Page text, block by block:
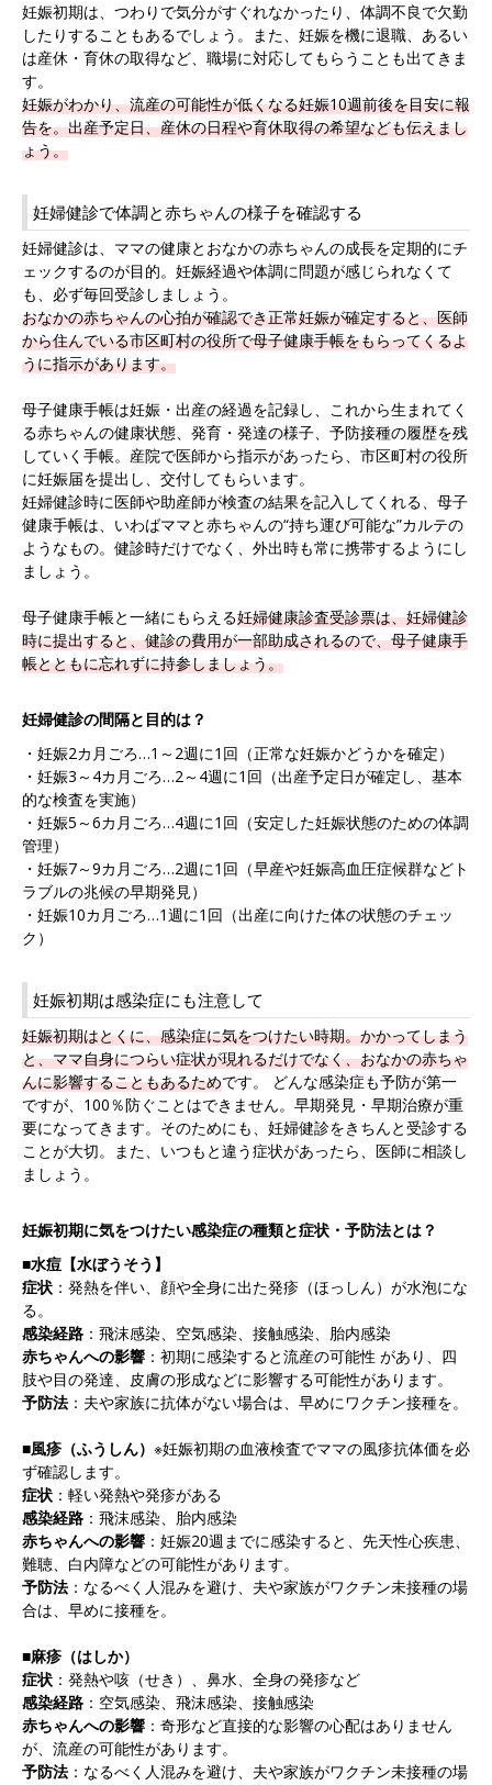
妊娠初期は、つわりで気分がすぐれなかったり、体調不良で欠勤
したりすることもあるでしょう。また、妊娠を機に退職、あるい
は産休・育休の取得など、職場に対応してもらうことも出てきま
す。
妊娠がわかり、流産の可能性が低くなる妊娠10週前後を目安に報
告を。出産予定日、産休の日程や育休取得の希望なども伝えまし
ょう。
妊婦健診で体調と赤ちゃんの様子を確認する
妊婦健診は、ママの健康とおなかの赤ちゃんの成長を定期的にチ
ェックするのが目的。妊娠経過や体調に問題が感じられなくて
も、必ず毎回受診しましょう。
おなかの赤ちゃんの心拍が確認でき正常妊娠が確定すると、医師
から住んでいる市区町村の役所で母子健康手帳をもらってくるよ
うに指示があります。
母子健康手帳は妊娠・出産の経過を記録し、これから生まれてく
る赤ちゃんの健康状態、発育・発達の様子、予防接種の履歴を残
していく手帳。産院で医師から指示があったら、市区町村の役所
に妊娠届を提出し、交付してもらいます。
妊婦健診時に医師や助産師が検査の結果を記入してくれる、母子
健康手帳は、いわばママと赤ちゃんの“持ち運び可能な”カルテの
ようなもの。健診時だけでなく、外出時も常に携帯するようにし
ましょう。
母子健康手帳と一緒にもらえる妊婦健康診査受診票は、妊婦健診
時に提出すると、健診の費用が一部助成されるので、母子健康手
帳とともに忘れずに持参しましょう。
妊婦健診の間隔と目的は？
・妊娠2カ月ごろ…1～2週に1回（正常な妊娠かどうかを確定）
・妊娠3～4カ月ごろ…2～4週に1回（出産予定日が確定し、基本
的な検査を実施）
・妊娠5～6カ月ごろ…4週に1回（安定した妊娠状態のための体調
管理）
・妊娠7～9カ月ごろ…2週に1回（早産や妊娠高血圧症候群などト
ラブルの兆候の早期発見）
・妊娠10カ月ごろ…1週に1回（出産に向けた体の状態のチェッ
ク）
妊娠初期は感染症にも注意して
妊娠初期はとくに、感染症に気をつけたい時期。かかってしまう
と、ママ自身につらい症状が現れるだけでなく、おなかの赤ちゃ
んに影響することもあるためです。 どんな感染症も予防が第一
ですが、100％防ぐことはできません。早期発見・早期治療が重
要になってきます。そのためにも、妊婦健診をきちんと受診する
ことが大切。また、いつもと違う症状があったら、医師に相談し
ましょう。
妊娠初期に気をつけたい感染症の種類と症状・予防法とは？
■水痘【水ぼうそう】
症状 ：発熱を伴い、顔や全身に出た発疹（ほっしん）が水泡にな
る。
感染経路 ：飛沫感染、空気感染、接触感染、胎内感染
赤ちゃんへの影響 ：初期に感染すると流産の可能性 があり、四
肢や目の発達、皮膚の形成などに影響する可能性があります。
予防法 ：夫や家族に抗体がない場合は、早めにワクチン接種を。
■風疹（ふうしん） ※妊娠初期の血液検査でママの風疹抗体価を必
ず確認します。
症状 ：軽い発熱や発疹がある
感染経路 ：飛沫感染、胎内感染
赤ちゃんへの影響 ：妊娠20週までに感染すると、先天性心疾患、
難聴、白内障などの可能性があります。
予防法 ：なるべく人混みを避け、夫や家族がワクチン未接種の場
合は、早めに接種を。
■麻疹（はしか）
症状 ：発熱や咳（せき）、鼻水、全身の発疹など
感染経路 ：空気感染、飛沫感染、接触感染
赤ちゃんへの影響 ：奇形など直接的な影響の心配はありません
が、流産の可能性があります。
予防法 ：なるべく人混みを避け、夫や家族がワクチン未接種の場